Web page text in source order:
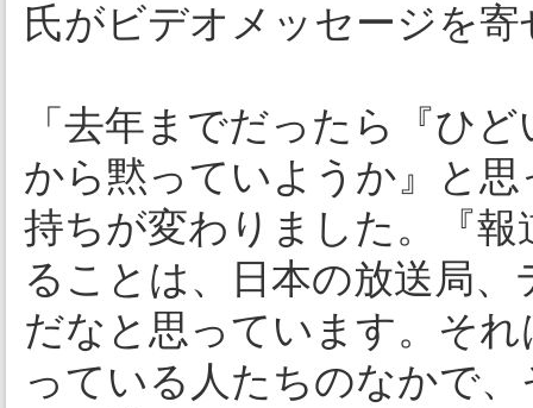
氏がビデオメッセージを
「去年までだったら『ひ
から黙っていようか』と
持ちが変わりました。『
ることは、日本の放送局
だなと思っています。そ
っている人たちのなかで